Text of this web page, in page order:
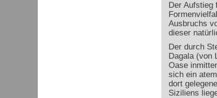
Der Aufstieg
Ausbruchs
dieser
Der durch
Dagala (von
Oase
sich ein
dort
Siziliens